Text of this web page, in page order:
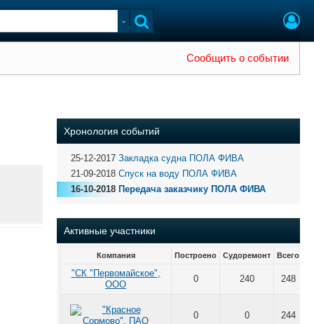
Сообщить о событии
Хронология событий
25-12-2017 Закладка судна ПОЛА ФИВА
21-09-2018 Спуск на воду ПОЛА ФИВА
16-10-2018 Передача заказчику ПОЛА ФИВА
Активные участники
Компания Построено Судоремонт Всего
"СК "Первомайское",
ООО
0 240 248
0 0 244